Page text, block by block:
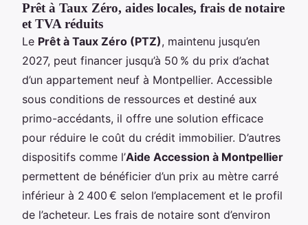
Prêt à Taux Zéro, aides locales, frais de notaire
et TVA réduits
Le Prêt à Taux Zéro (PTZ), maintenu jusqu’en
2027, peut financer jusqu’à 50 % du prix d’achat
d’un appartement neuf à Montpellier. Accessible
sous conditions de ressources et destiné aux
primo-accédants, il offre une solution efficace
pour réduire le coût du crédit immobilier. D’autres
dispositifs comme l’Aide Accession à Montpellier
permettent de bénéficier d’un prix au mètre carré
inférieur à 2 400 € selon l’emplacement et le profil
de l’acheteur. Les frais de notaire sont d’environ